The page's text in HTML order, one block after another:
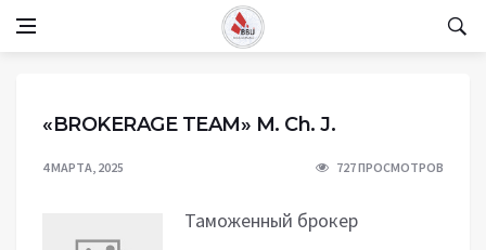
«BROKERAGE TEAM» M. Ch. J.
4 МАРТА, 2025 727 ПРОСМОТРОВ
Таможенный брокер